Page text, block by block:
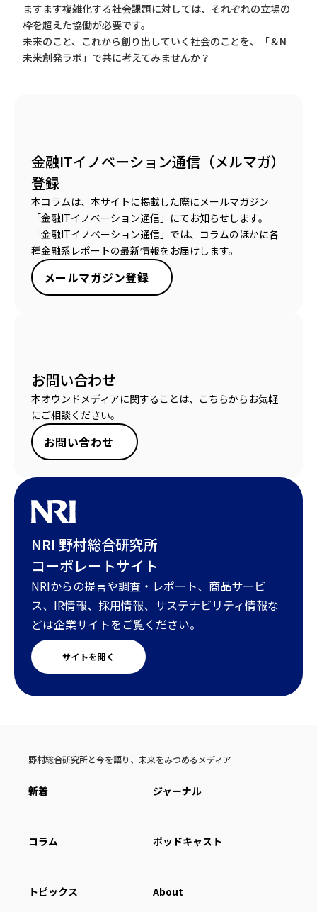
ますます複雑化する社会課題に対しては、それぞれの立場の
枠を超えた協働が必要です。
未来のこと、これから創り出していく社会のことを、「＆N
未来創発ラボ」で共に考えてみませんか？
金融ITイノベーション通信（メルマガ）
登録
本コラムは、本サイトに掲載した際にメールマガジン
「金融ITイノベーション通信」にてお知らせします。
「金融ITイノベーション通信」では、コラムのほかに各
種金融系レポートの最新情報をお届けします。
メールマガジン登録
お問い合わせ
本オウンドメディアに関することは、こちらからお気軽
にご相談ください。
お問い合わせ
NRI 野村総合研究所
コーポレートサイト
NRIからの提言や調査・レポート、商品サービ
ス、IR情報、採用情報、サステナビリティ情報な
どは企業サイトをご覧ください。
サイトを開く
野村総合研究所と今を語り、未来をみつめるメディア
新着 ジャーナル
コラム ポッドキャスト
トピックス About